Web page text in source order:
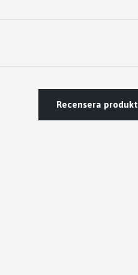
Recensera produkt